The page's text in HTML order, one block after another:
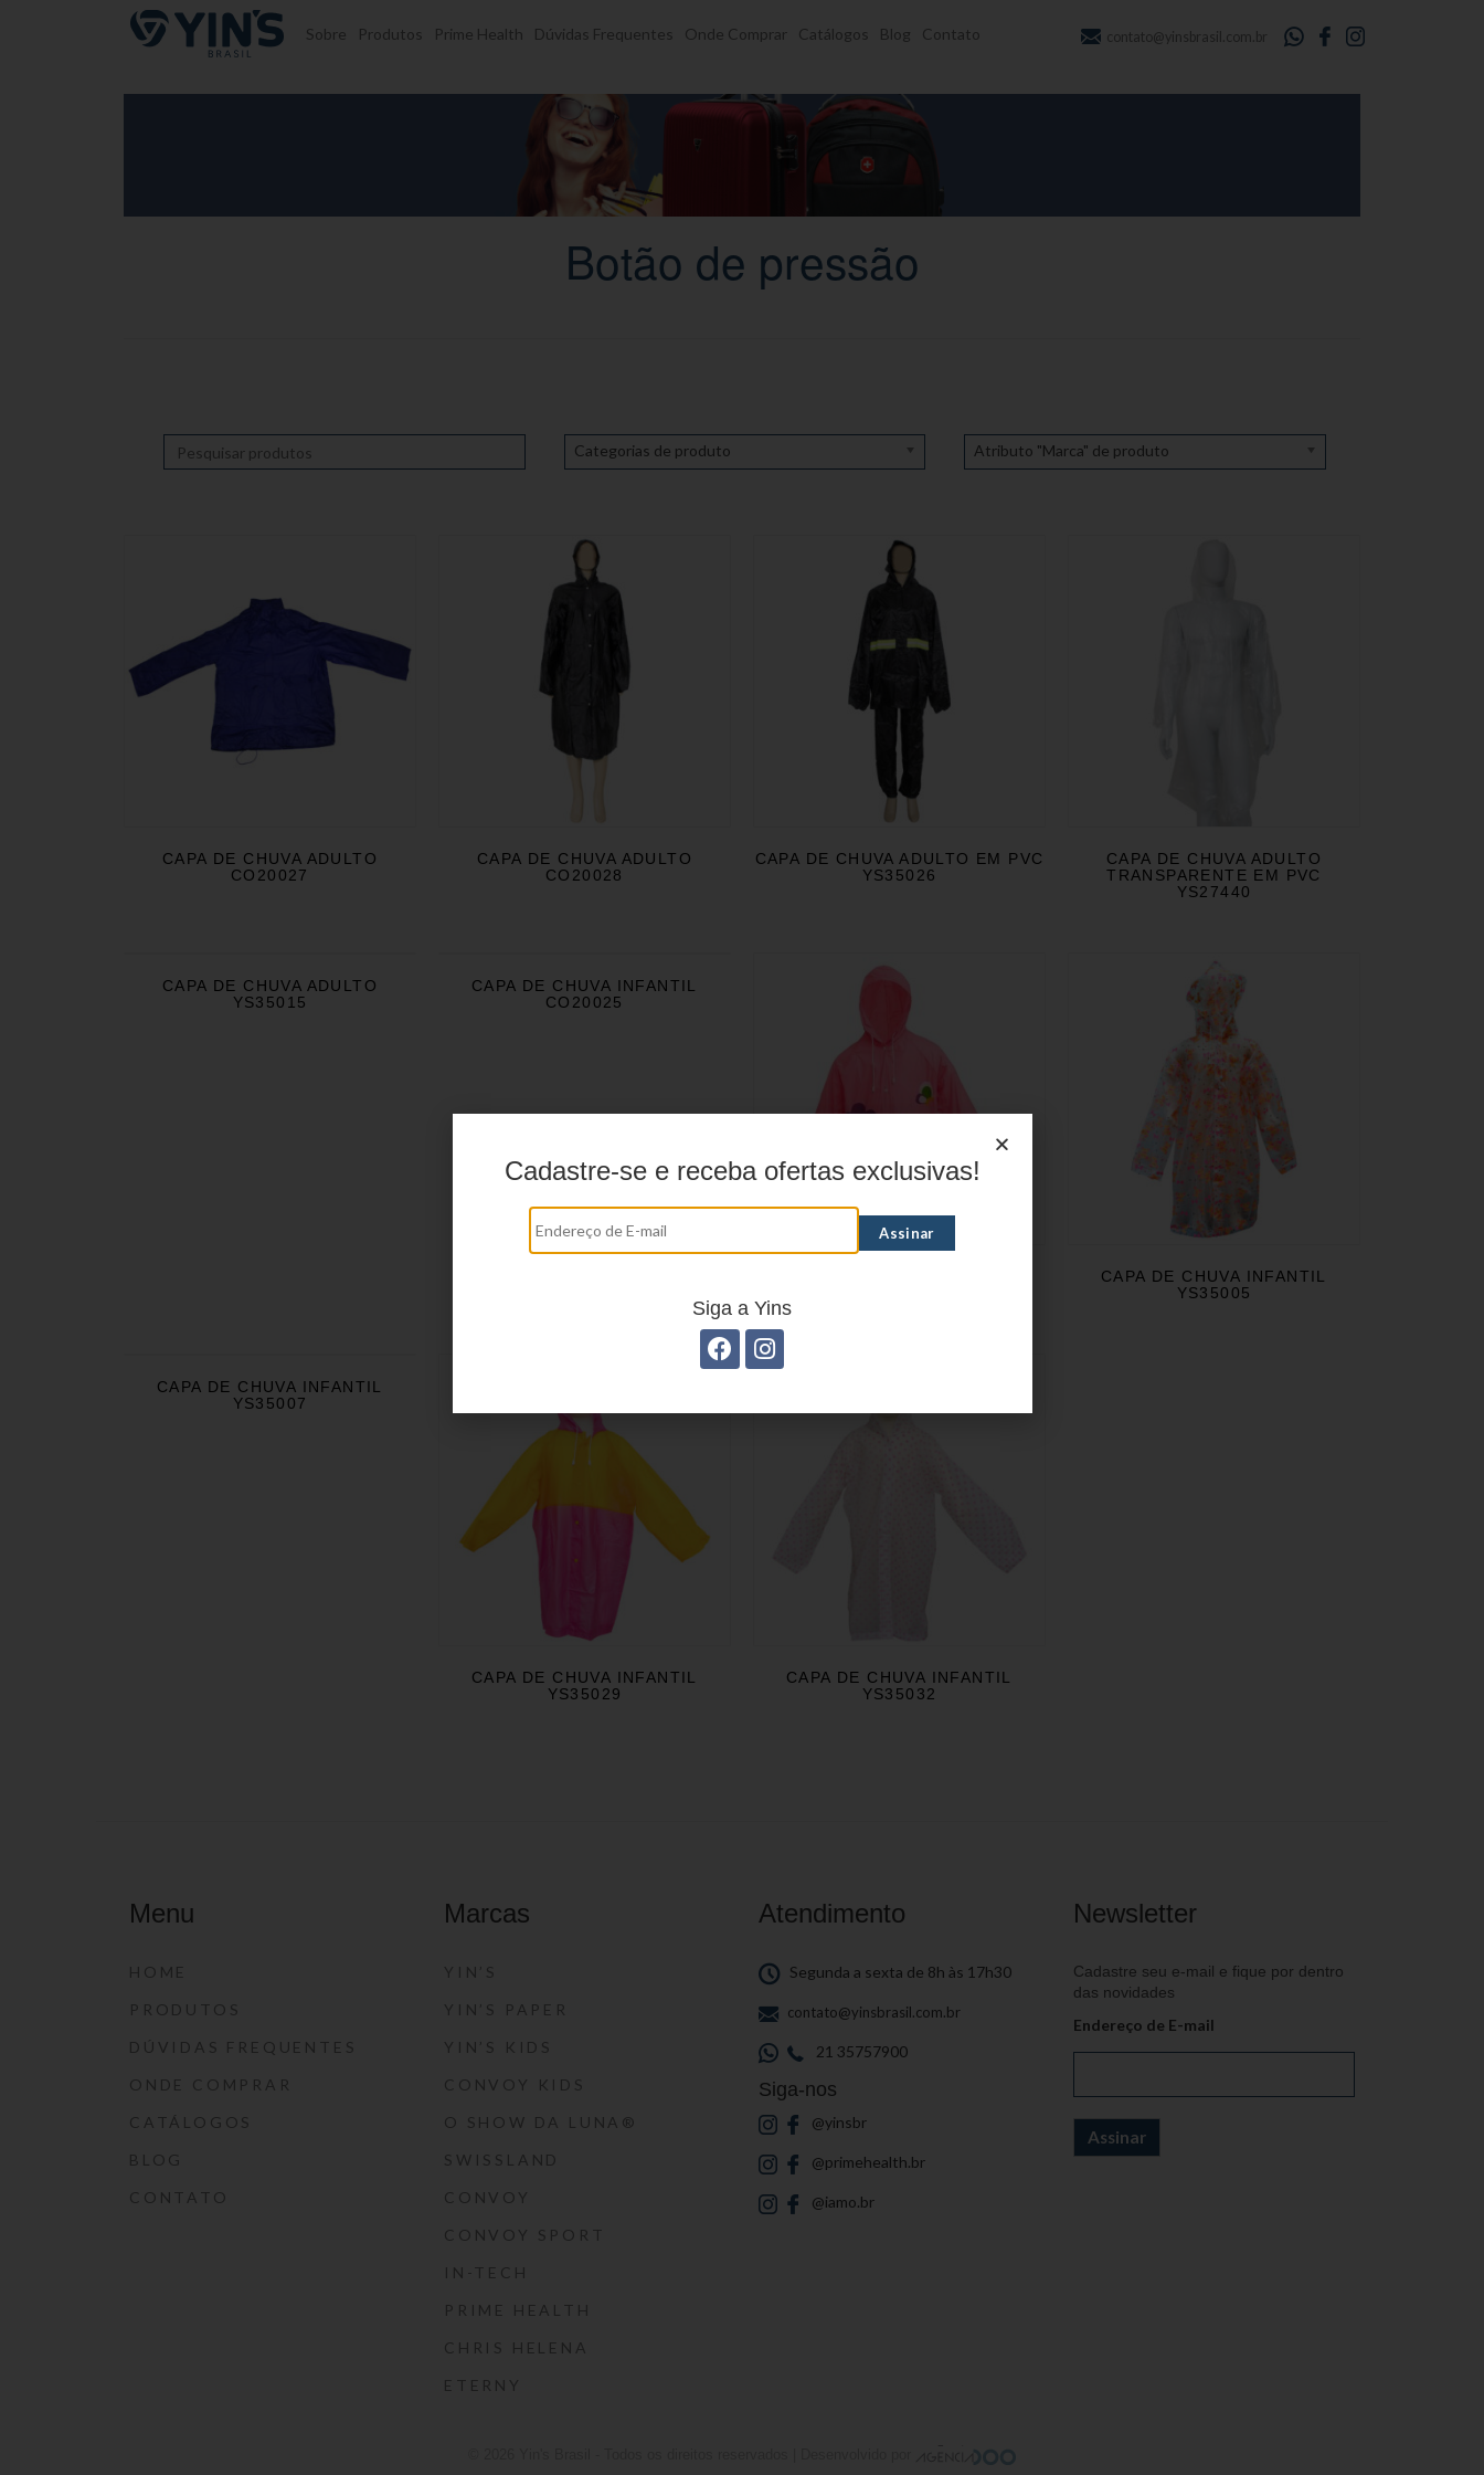
Pular para o conteúdo Sobre Produtos Prime Health Dúvidas Frequentes Onde Comprar Catálogos Blog Contato contato@yinsbrasil.com.br
Botão de pressão
Categorias de produto Atributo "Marca" de produto
CAPA DE CHUVA ADULTO
CO20027
CAPA DE CHUVA ADULTO
CO20028
CAPA DE CHUVA ADULTO EM PVC
YS35026
CAPA DE CHUVA ADULTO
TRANSPARENTE EM PVC
YS27440
CAPA DE CHUVA ADULTO
YS35015
CAPA DE CHUVA INFANTIL
CO20025
CAPA DE CHUVA INFANTIL
YS35005
CAPA DE CHUVA INFANTIL
YS35007
CAPA DE CHUVA INFANTIL
YS35029
CAPA DE CHUVA INFANTIL
YS35032
Menu
HOME
PRODUTOS
DÚVIDAS FREQUENTES
ONDE COMPRAR
CATÁLOGOS
BLOG
CONTATO
Marcas
YIN’S
YIN’S PAPER
YIN’S KIDS
CONVOY KIDS
O SHOW DA LUNA®
SWISSLAND
CONVOY
CONVOY SPORT
IN-TECH
PRIME HEALTH
CHRIS HELENA
ETERNY
Atendimento
Segunda a sexta de 8h às 17h30
contato@yinsbrasil.com.br
21 35757900
Siga-nos
@yinsbr
@primehealth.br
@iamo.br
Newsletter
Cadastre seu e-mail e fique por dentro
das novidades
Endereço de E-mail
Cadastre-se e receba ofertas exclusivas!
Siga a Yins